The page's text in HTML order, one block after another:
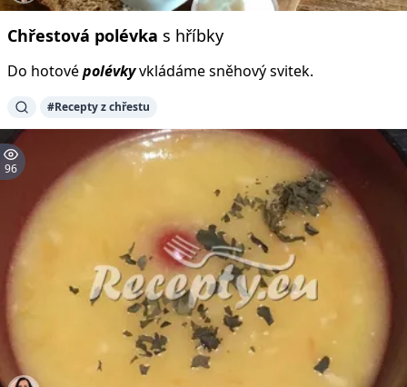
Chřestová polévka s hříbky
Do hotovépolévkyvkládáme sněhový svitek.
#Recepty z chřestu
96